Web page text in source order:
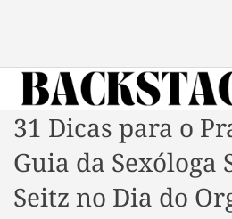
B
a
c
k
s
31 Dicas para o
Guia da Sexóloga
Seitz no Dia do